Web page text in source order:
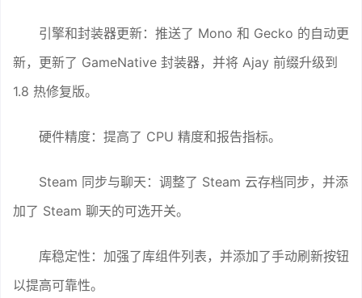
引擎和封装器更新：推送了 Mono 和 Gecko 的自动更
新，更新了 GameNative 封装器，并将 Ajay 前缀升级到
1.8 热修复版。
硬件精度：提高了 CPU 精度和报告指标。
Steam 同步与聊天：调整了 Steam 云存档同步，并添
加了 Steam 聊天的可选开关。
库稳定性：加强了库组件列表，并添加了手动刷新按钮
以提高可靠性。